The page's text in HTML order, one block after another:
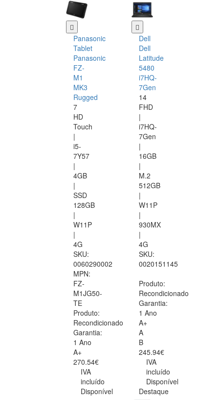
Panasonic
Tablet
Panasonic
FZ-
M1
MK3
Rugged
7
HD
Touch
|
i5-
7Y57
|
4GB
|
SSD
128GB
|
W11P
|
4G
SKU:
0060290002
MPN:
FZ-
M1JG50-
TE
Produto:
Recondicionado
Garantia:
1 Ano
A+
270.54€
IVA
incluído
Disponível
Dell
Dell
Latitude
5480
i7HQ-
7Gen
14
FHD
|
i7HQ-
7Gen
|
16GB
|
M.2
512GB
|
W11P
|
930MX
|
4G
SKU:
0020151145
Produto:
Recondicionado
Garantia:
1 Ano
A+
A
B
245.94€
IVA
incluído
Disponível
Destaque